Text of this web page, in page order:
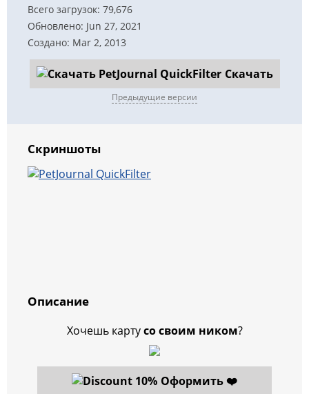
Всего загрузок: 79,676
Обновлено: Jun 27, 2021
Создано: Mar 2, 2013
Скачать
Предыдущие версии
Скриншоты
Описание
Хочешь картусо своим ником?
Оформить ❤️